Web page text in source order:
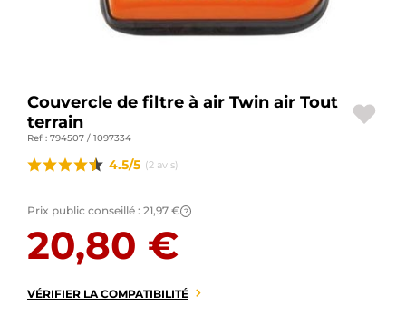
SPORTSWEAR
CARTES CADEAUX
FR | EUR €
NOUS CONTACTER
Couvercle de filtre à air Twin air Tout
terrain
Ref : 794507 / 1097334
4.5/5 (2 avis)
Prix public conseillé : 21,97 € ?
20,80 €
VÉRIFIER LA COMPATIBILITÉ